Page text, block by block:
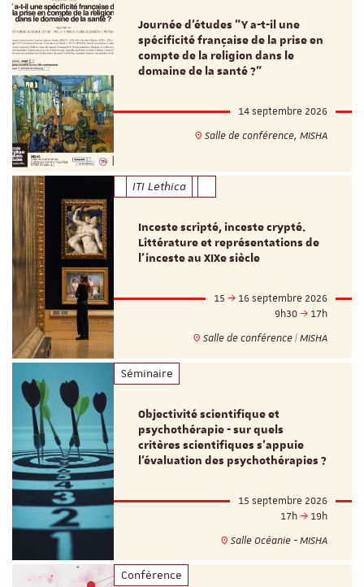
Journée d’études "Y a-t-il une
spécificité française de la prise en
compte de la religion dans le
domaine de la santé ?"
14 septembre 2026
Salle de conférence, MISHA
ITI Lethica
Inceste scripté, inceste crypté.
Littérature et représentations de
l’inceste au XIXe siècle
15
16 septembre 2026
9h30
17h
Salle de conférence | MISHA
Séminaire
Objectivité scientifique et
psychothérapie - sur quels
critères scientifiques s'appuie
l'évaluation des psychothérapies ?
15 septembre 2026
17h
19h
Salle Océanie - MISHA
Conférence